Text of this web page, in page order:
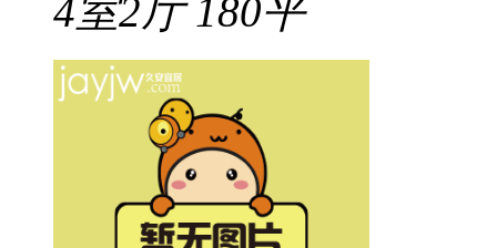
4室2厅 180平